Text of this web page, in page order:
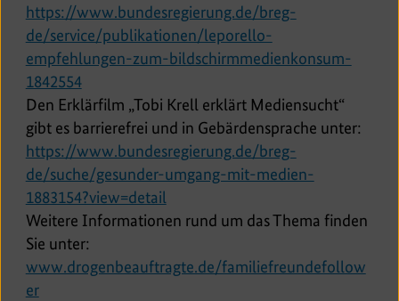
https://www.bundesregierung.de/breg-
de/service/publikationen/leporello-
empfehlungen-zum-bildschirmmedienkonsum-
1842554E
x
t
e
r
n
e
r
L
Den Erklärfilm „Tobi Krell erklärt Mediensucht“
gibt es barrierefrei und in Gebärdensprache unter:
https://www.bundesregierung.de/breg-
de/suche/gesunder-umgang-mit-medien-
1883154?view=detail
x
e
Weitere Informationen rund um das Thema finden
Sie unter:
www.drogenbeauftragte.de/familiefreundefollow
erE